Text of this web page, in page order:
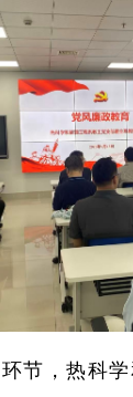
节，热科